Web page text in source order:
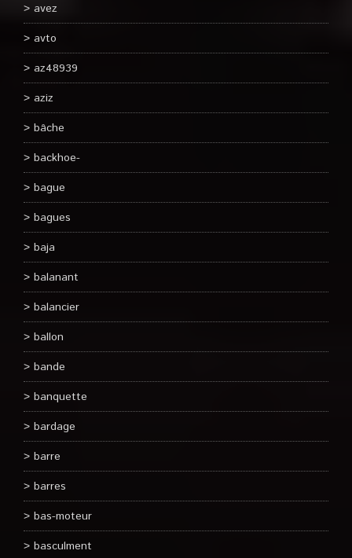
avez
avto
az48939
aziz
bâche
backhoe-
bague
bagues
baja
balanant
balancier
ballon
bande
banquette
bardage
barre
barres
bas-moteur
basculment